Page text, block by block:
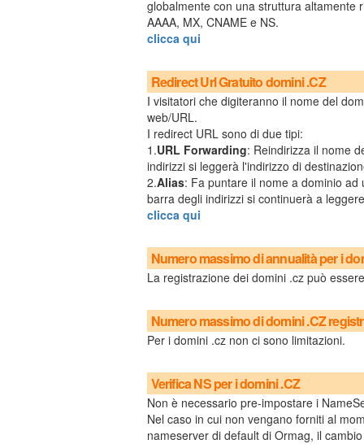
globalmente con una struttura altamente
AAAA, MX, CNAME e NS.
clicca qui
Redirect Url Gratuito domini .CZ
I visitatori che digiteranno il nome del
web/URL.
I redirect URL sono di due tipi:
1.URL Forwarding: Reindirizza il nome
indirizzi si leggerà l'indirizzo di
2.Alias: Fa puntare il nome a dominio
barra degli indirizzi si continuerà a
clicca qui
Numero massimo di annualità per i
La registrazione dei domini .cz può
Numero massimo di domini .CZ
Per i domini .cz non ci sono limitazioni.
Verifica NS per i domini .CZ
Non è necessario pre-impostare i
Nel caso in cui non vengano forniti al
nameserver di default di Ormag, il